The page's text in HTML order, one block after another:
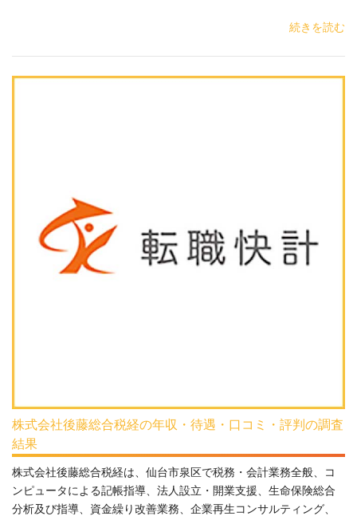
続きを読む
株式会社後藤総合税経の年収・待遇・口コミ・評判の調査
結果
株式会社後藤総合税経は、仙台市泉区で税務・会計業務全般、コ
ンピュータによる記帳指導、法人設立・開業支援、生命保険総合
分析及び指導、資金繰り改善業務、企業再生コンサルティング、